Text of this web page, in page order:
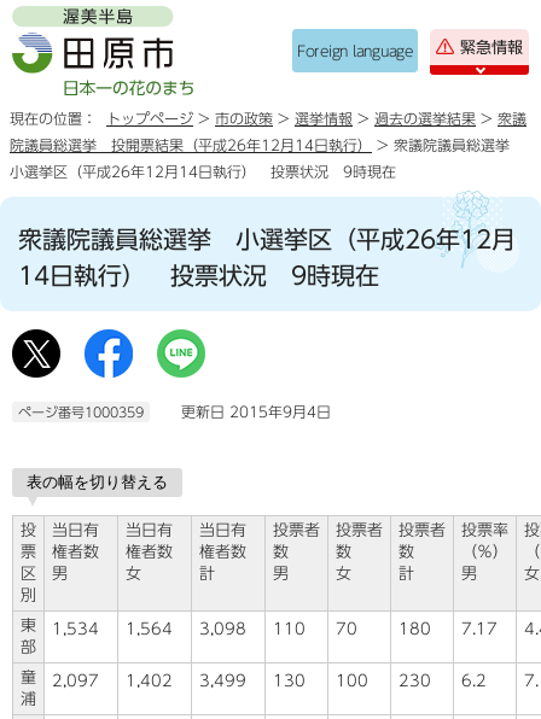
Foreign language 緊急情報
現在の位置： トップページ > 市の政策 > 選挙情報 > 過去の選挙結果 > 衆議
院議員総選挙 投開票結果（平成26年12月14日執行）
> 衆議院議員総選挙
小選挙区（平成26年12月14日執行） 投票状況 9時現在
衆議院議員総選挙 小選挙区（平成26年12月
14日執行） 投票状況 9時現在
ページ番号1000359 更新日 2015年9月4日
表の幅を切り替える
投
票
区
別
当日有
権者数
男
当日有
権者数
女
当日有
権者数
計
投票者
数
男
投票者
数
女
投票者
数
計
投票率
（％）
男
女
東
部
1,534 1,564 3,098 110 70 180 7.17
童
浦
2,097 1,402 3,499 130 100 230 6.2